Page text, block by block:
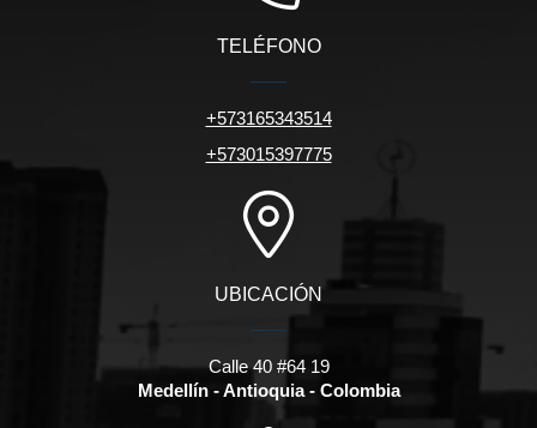
TELÉFONO
+573165343514
+573015397775
UBICACIÓN
Calle 40 #64 19
Medellín - Antioquia - Colombia